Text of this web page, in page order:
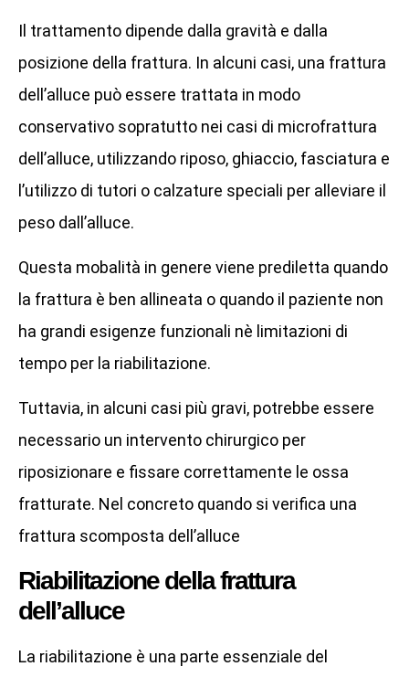
Il trattamento dipende dalla gravità e dalla
posizione della frattura. In alcuni casi, una frattura
dell’alluce può essere trattata in modo
conservativo sopratutto nei casi di microfrattura
dell’alluce, utilizzando riposo, ghiaccio, fasciatura e
l’utilizzo di tutori o calzature speciali per alleviare il
peso dall’alluce.
Questa mobalità in genere viene prediletta quando
la frattura è ben allineata o quando il paziente non
ha grandi esigenze funzionali nè limitazioni di
tempo per la riabilitazione.
Tuttavia, in alcuni casi più gravi, potrebbe essere
necessario un intervento chirurgico per
riposizionare e fissare correttamente le ossa
fratturate. Nel concreto quando si verifica una
frattura scomposta dell’alluce
Riabilitazione della frattura
dell’alluce
La riabilitazione è una parte essenziale del